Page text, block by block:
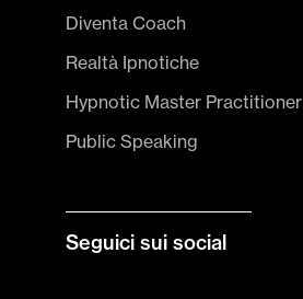
Diventa Coach
Realtà Ipnotiche
Hypnotic Master Practitioner
Public Speaking
Seguici sui social